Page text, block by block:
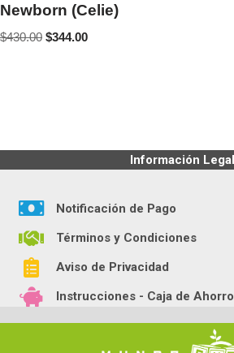
Newborn (Celie)
$430.00 $344.00
Información Legal
Notificación de Pago
Términos y Condiciones
Aviso de Privacidad
Instrucciones - Caja de Ahorro